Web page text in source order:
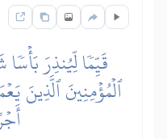
قَيِّمٗا لِّيُنذِرَ
ٱلۡمُؤۡمِنِينَ ٱلَّذِينَ